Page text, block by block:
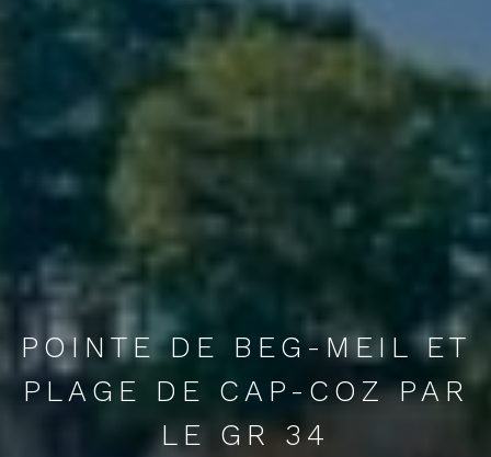
POINTE DE BEG-MEIL ET
PLAGE DE CAP-COZ PAR
LE GR 34